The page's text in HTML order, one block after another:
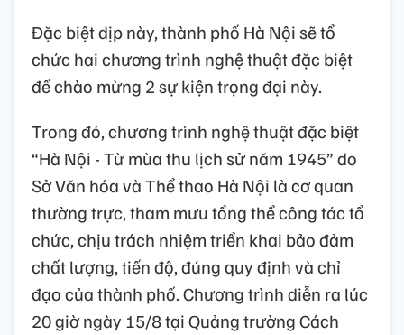
Đặc biệt dịp này, thành phố Hà Nội sẽ tổ
chức hai chương trình nghệ thuật đặc biệt
để chào mừng 2 sự kiện trọng đại này.
Trong đó, chương trình nghệ thuật đặc biệt
“Hà Nội - Từ mùa thu lịch sử năm 1945” do
Sở Văn hóa và Thể thao Hà Nội là cơ quan
thường trực, tham mưu tổng thể công tác tổ
chức, chịu trách nhiệm triển khai bảo đảm
chất lượng, tiến độ, đúng quy định và chỉ
đạo của thành phố. Chương trình diễn ra lúc
20 giờ ngày 15/8 tại Quảng trường Cách